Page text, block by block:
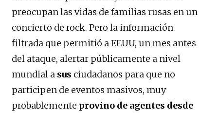
preocupan las vidas de familias rusas en un
concierto de rock. Pero la información
filtrada que permitió a EEUU, un mes antes
del ataque, alertar públicamente a nivel
mundial a sus ciudadanos para que no
participen de eventos masivos, muy
probablemente provino de agentes desde